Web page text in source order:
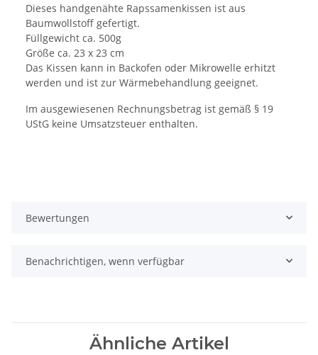
Dieses handgenähte Rapssamenkissen ist aus
Baumwollstoff gefertigt.
Füllgewicht ca. 500g
Größe ca. 23 x 23 cm
Das Kissen kann in Backofen oder Mikrowelle erhitzt
werden und ist zur Wärmebehandlung geeignet.
Im ausgewiesenen Rechnungsbetrag ist gemäß § 19
UStG keine Umsatzsteuer enthalten.
Bewertungen
Benachrichtigen, wenn verfügbar
Ähnliche Artikel